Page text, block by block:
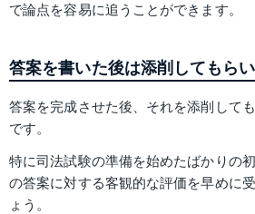
で論点を容易に追うことができます。
答案を書いた後は添削してもら
答案を完成させた後、それを添削して
です。
特に司法試験の準備を始めたばかりの
の答案に対する客観的な評価を早めに
ょう。